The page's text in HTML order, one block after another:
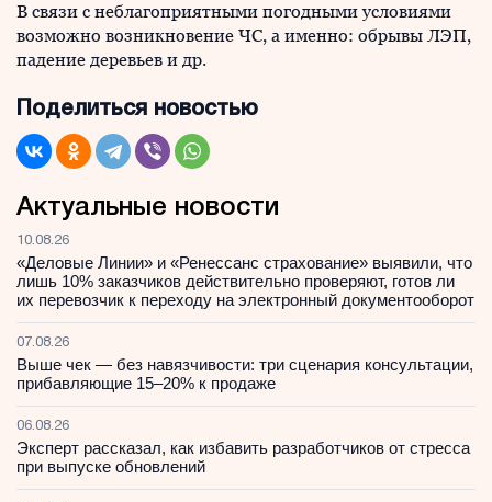
В связи с неблагоприятными погодными условиями
возможно возникновение ЧС, а именно: обрывы ЛЭП,
падение деревьев и др.
Поделиться новостью
Актуальные новости
10.08.26
«Деловые Линии» и «Ренессанс страхование» выявили, что
лишь 10% заказчиков действительно проверяют, готов ли
их перевозчик к переходу на электронный документооборот
07.08.26
Выше чек — без навязчивости: три сценария консультации,
прибавляющие 15–20% к продаже
06.08.26
Эксперт рассказал, как избавить разработчиков от стресса
при выпуске обновлений